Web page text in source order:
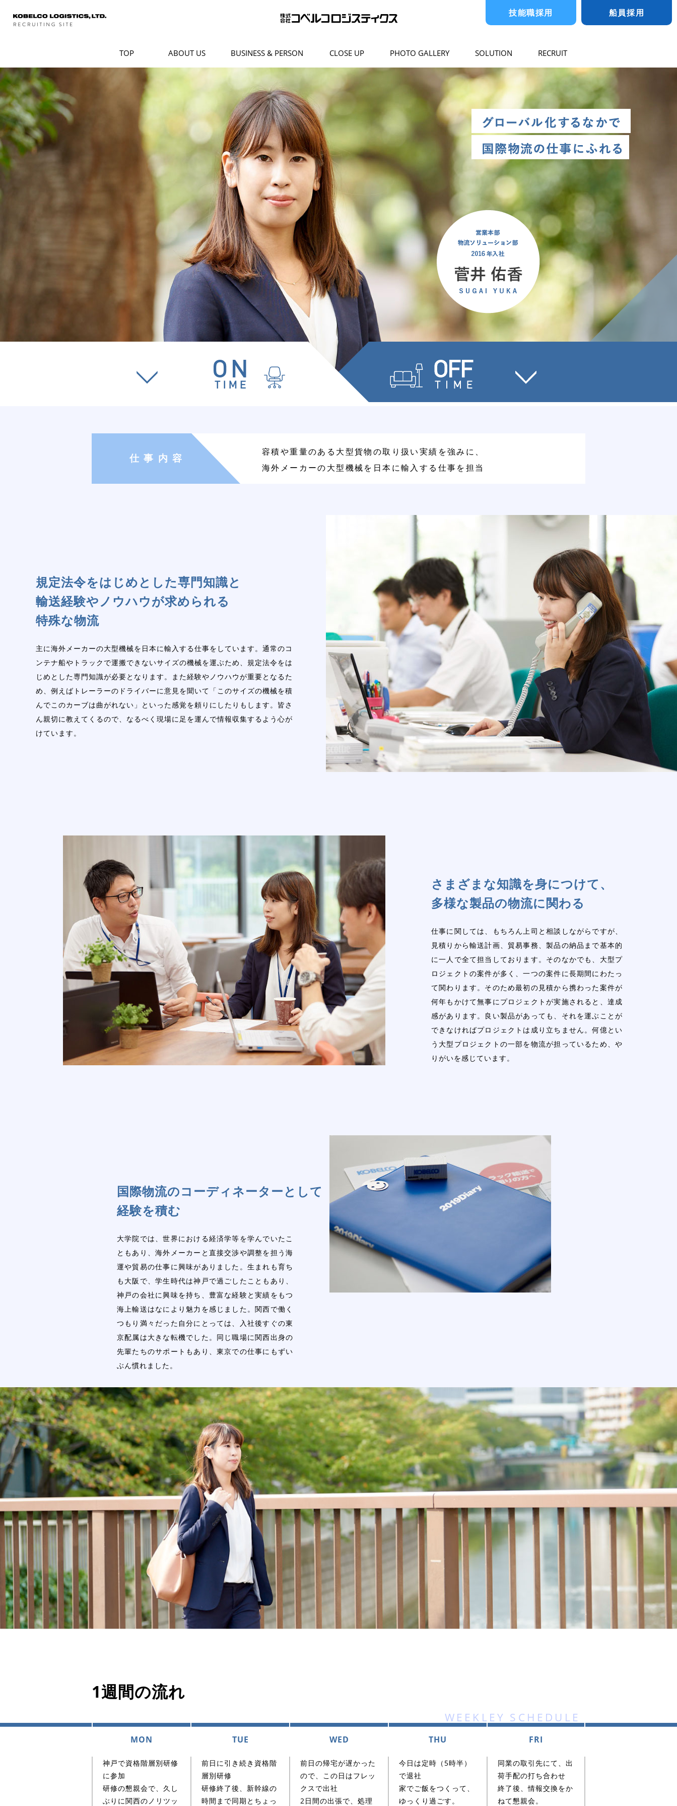
技能職採用 船員採用
TOP ABOUT US BUSINESS & PERSON CLOSE UP PHOTO GALLERY SOLUTION RECRUIT
仕事内容
容積や重量のある大型貨物の取り扱い実績を強みに、
海外メーカーの大型機械を日本に輸入する仕事を担当
規定法令をはじめとした専門知識と
輸送経験やノウハウが求められる
特殊な物流
主に海外メーカーの大型機械を日本に輸入する仕事をしています。通常のコ
ンテナ船やトラックで運搬できないサイズの機械を運ぶため、規定法令をは
じめとした専門知識が必要となります。また経験やノウハウが重要となるた
め、例えばトレーラーのドライバーに意見を聞いて「このサイズの機械を積
んでこのカーブは曲がれない」といった感覚を頼りにしたりもします。皆さ
ん親切に教えてくるので、なるべく現場に足を運んで情報収集するよう心が
けています。
さまざまな知識を身につけて、
多様な製品の物流に関わる
仕事に関しては、もちろん上司と相談しながらですが、
見積りから輸送計画、貿易事務、製品の納品まで基本的
に一人で全て担当しております。そのなかでも、大型プ
ロジェクトの案件が多く、一つの案件に長期間にわたっ
て関わります。そのため最初の見積から携わった案件が
何年もかけて無事にプロジェクトが実施されると、達成
感があります。良い製品があっても、それを運ぶことが
できなければプロジェクトは成り立ちません。何億とい
う大型プロジェクトの一部を物流が担っているため、や
りがいを感じています。
国際物流のコーディネーターとして
経験を積む
大学院では、世界における経済学等を学んでいたこ
ともあり、海外メーカーと直接交渉や調整を担う海
運や貿易の仕事に興味がありました。生まれも育ち
も大阪で、学生時代は神戸で過ごしたこともあり、
神戸の会社に興味を持ち、豊富な経験と実績をもつ
海上輸送はなにより魅力を感じました。関西で働く
つもり満々だった自分にとっては、入社後すぐの東
京配属は大きな転機でした。同じ職場に関西出身の
先輩たちのサポートもあり、東京での仕事にもずい
ぶん慣れました。
1週間の流れ
WEEKLEY SCHEDULE
MON
神戸で資格階層別研修
に参加
研修の懇親会で、久し
ぶりに関西のノリツッ
TUE
前日に引き続き資格階
層別研修
研修終了後、新幹線の
時間まで同期とちょっ
WED
前日の帰宅が遅かった
ので、この日はフレッ
クスで出社
2日間の出張で、処理
THU
今日は定時（5時半）
で退社
家でご飯をつくって、
ゆっくり過ごす。
FRI
同業の取引先にて、出
荷手配の打ち合わせ
終了後、情報交換をか
ねて懇親会。